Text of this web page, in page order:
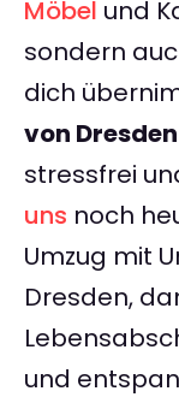
Möbel und
sondern
dich
von
stressfrei
uns noch
Umzug mit
Dresden,
und